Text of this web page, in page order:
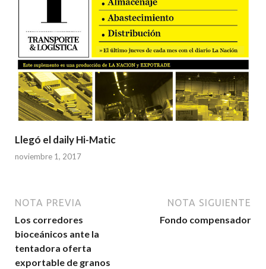
Llegó el daily Hi-Matic
noviembre 1, 2017
NOTA PREVIA
Los corredores
bioceánicos ante la
tentadora oferta
exportable de granos
NOTA SIGUIENTE
Fondo compensador